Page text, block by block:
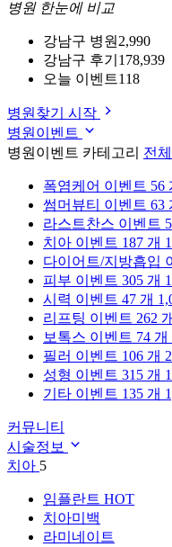
병원 한눈에 비교
강남구 병원 2,990
강남구 후기 178,939
오늘 이벤트118
병원찾기 시작
병원이벤트
병원이벤트 카테고리 전
폭염케어 이벤트 56
썸머뷰티 이벤트 63
라스트찬스 이벤트
치아 이벤트 187 개
다이어트/지방흡입
피부 이벤트 305 개
시력 이벤트 47 개
리프팅 이벤트 262 개
보톡스 이벤트 74 개
필러 이벤트 106 개
성형 이벤트 315 개
기타 이벤트 135 개
커뮤니티
시술정보
치아 5
임플란트 HOT
치아미백
라미네이트